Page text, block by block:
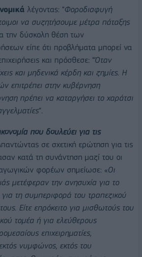
λέγοντας: “Φοροδιαφυγή
να συζητήσουμε μέτρα πάταξης
την δύσκολη θέση των
είπε ότι προβλήματα μπορεί να
και πρόσθεσε: “Όταν
και μηδενικά κέρδη και ζημίες. Η
επιτρέπει στην κυβέρνηση
πρέπει να καταργήσει το χαράτσι
“.
που δουλεύει για τις
σε σχετική ερώτηση για τις
κατά τη συνάντηση μαζί του οι
φορέων σημείωσε: «Οι
μετέφεραν την ανησυχία για το
για τη συμπεριφορά του τραπεζικού
Είτε επρόκειτο για μισθωτούς του
τομέα ή για ελεύθερους
επιχειρηματίες,
νυμφώνος, εκτός του